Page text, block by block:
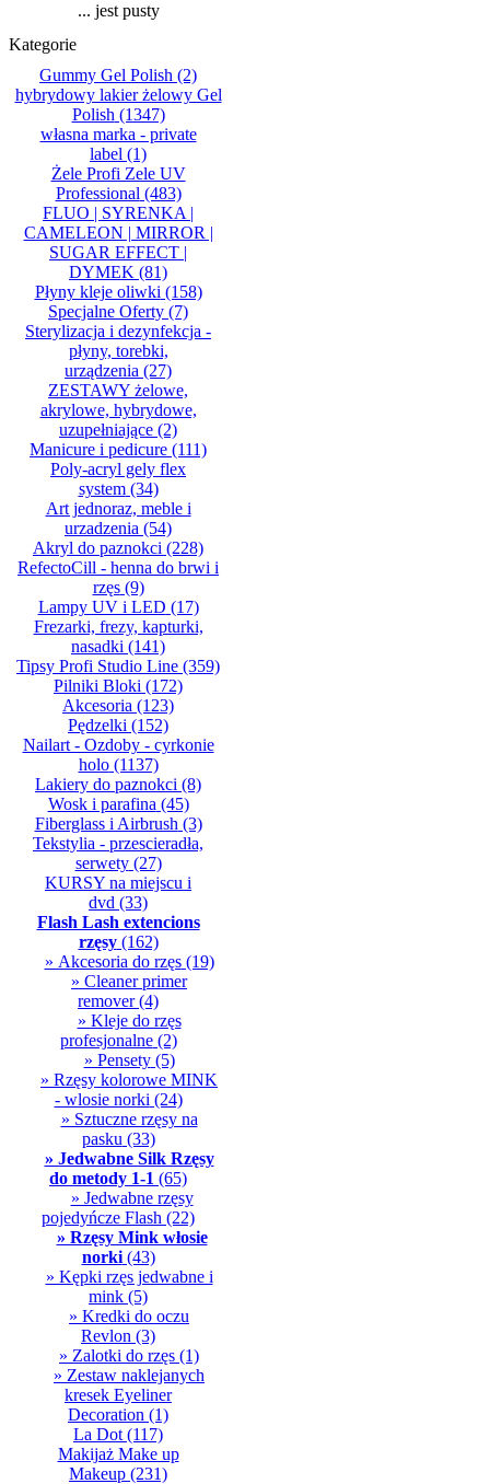
... jest pusty
Kategorie
Gummy Gel Polish (2)
hybrydowy lakier żelowy Gel
Polish (1347)
własna marka - private
label (1)
Żele Profi Zele UV
Professional (483)
FLUO | SYRENKA |
CAMELEON | MIRROR |
SUGAR EFFECT |
DYMEK (81)
Płyny kleje oliwki (158)
Specjalne Oferty (7)
Sterylizacja i dezynfekcja -
płyny, torebki,
urządzenia (27)
ZESTAWY żelowe,
akrylowe, hybrydowe,
uzupełniające (2)
Manicure i pedicure (111)
Poly-acryl gely flex
system(34)
Art jednoraz, meble i
urzadzenia (54)
Akryl do paznokci (228)
RefectoCill - henna do brwi i
rzęs(9)
Lampy UV i LED (17)
Frezarki, frezy, kapturki,
nasadki (141)
Tipsy Profi Studio Line (359)
Pilniki Bloki (172)
Akcesoria (123)
Pędzelki (152)
Nailart - Ozdoby - cyrkonie
holo(1137)
Lakiery do paznokci (8)
Wosk i parafina (45)
Fiberglass i Airbrush (3)
Tekstylia - przescieradła,
serwety(27)
KURSY na miejscu i
dvd (33)
Flash Lash extencions
rzęsy(162)
» Akcesoria do rzęs(19)
» Cleaner primer
remover(4)
» Kleje do rzęs
profesjonalne(2)
» Pensety(5)
» Rzęsy kolorowe MINK
- wlosie norki (24)
» Sztuczne rzęsy na
pasku (33)
» Jedwabne Silk Rzęsy
do metody 1-1 (65)
» Jedwabne rzęsy
pojedyńcze Flash (22)
» Rzęsy Mink włosie
norki(43)
» Kępki rzęs jedwabne i
mink (5)
» Kredki do oczu
Revlon (3)
» Zalotki do rzęs (1)
» Zestaw naklejanych
kresek Eyeliner
Decoration (1)
La Dot (117)
Makijaż Make up
Makeup (231)